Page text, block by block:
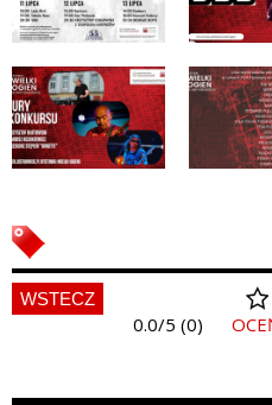
WSTECZ
0.0/5 (0)